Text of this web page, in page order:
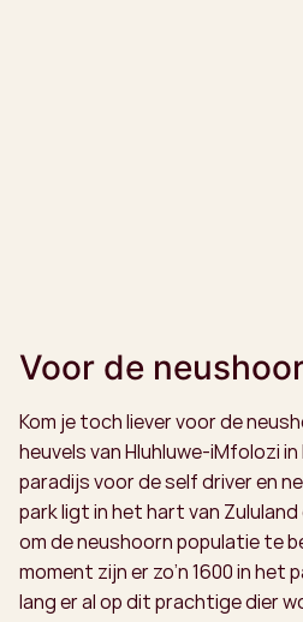
Voor de
Kom je toch liever voor de
heuvels van Hluhluwe-iMfolozi
paradijs voor de self driver en
park ligt in het hart van
om de neushoorn populatie te
moment zijn er zo’n 1600 in het
lang er al op dit prachtige dier